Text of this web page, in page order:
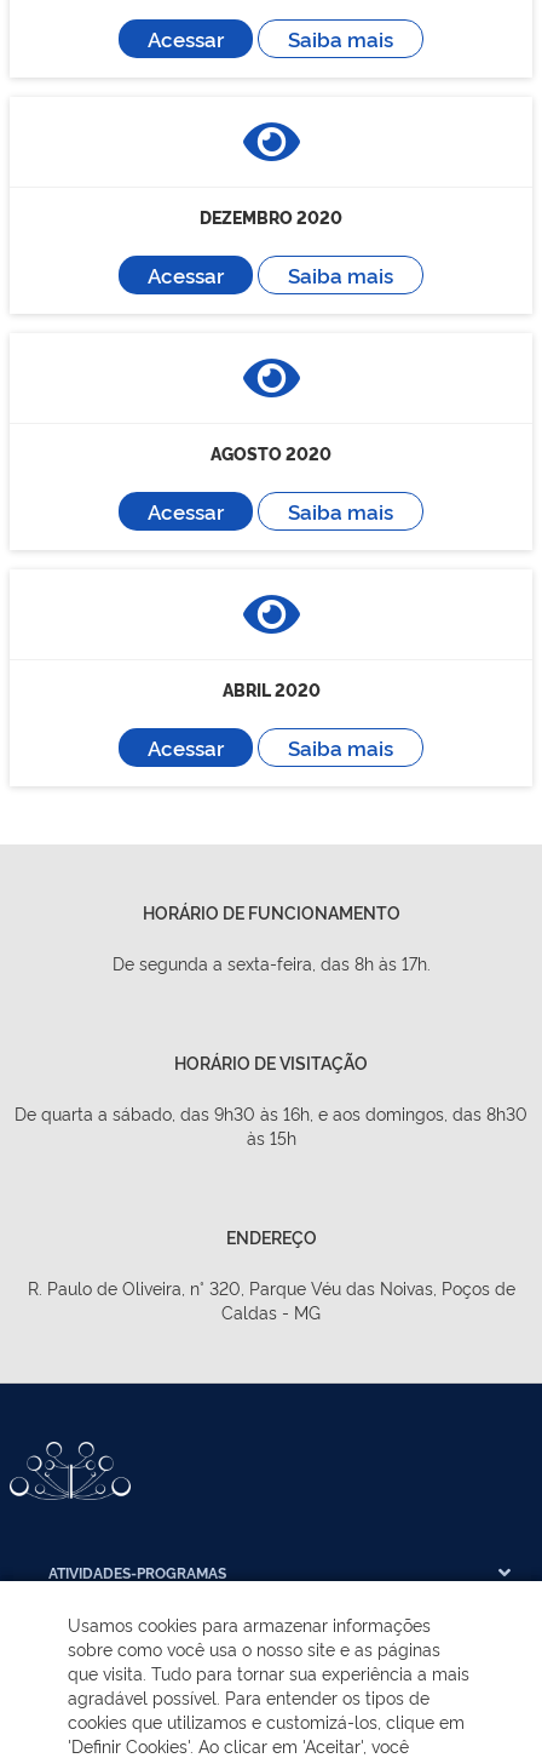
Acessar Saiba mais
DEZEMBRO 2020
Acessar Saiba mais
AGOSTO 2020
Acessar Saiba mais
ABRIL 2020
Acessar Saiba mais
HORÁRIO DE FUNCIONAMENTO
De segunda a sexta-feira, das 8h às 17h.
HORÁRIO DE VISITAÇÃO
De quarta a sábado, das 9h30 às 16h, e aos domingos, das 8h30
às 15h
ENDEREÇO
R. Paulo de Oliveira, n° 320, Parque Véu das Noivas, Poços de
Caldas - MG
ATIVIDADES-PROGRAMAS
EDUCAÇÃO AMBIENTAL
NOTÍCIAS
Usamos cookies para armazenar informações
sobre como você usa o nosso site e as páginas
que visita. Tudo para tornar sua experiência a mais
agradável possível. Para entender os tipos de
cookies que utilizamos e customizá-los, clique em
'Definir Cookies'. Ao clicar em 'Aceitar', você